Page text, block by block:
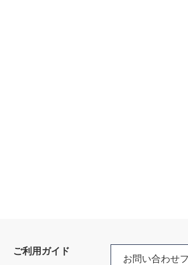
ご利用ガイド
お問い合わせ